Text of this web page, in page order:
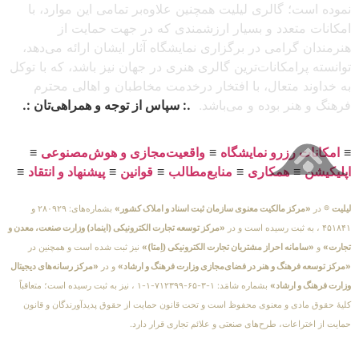
نموده است؛ گالری لیلیت همچنین علاوه‌بر تمامی این موارد، با
امکانات متعدد و بسیار ارزشمندی که در جهت حمایت از
هنرمندان گرامی در برگزاری نمایشگاه آثار ایشان ارائه می‌دهد،
توانسته پرامکانات‌ترین گالری هنری در جهان نیز باشد، که با توکل
به خداوند متعال، با افتخار درخدمت مخاطبان و اهالی محترم
فرهنگ و هنر بوده و می‌باشد. .: سپاس از توجه و همراهی‌تان :.
≡ امکانات رزرو نمایشگاه ≡ واقعیت‌مجازی و هوش‌مصنوعی ≡
اپلیکیشن≡همکاری ≡ منابع‌مطالب ≡ قوانین ≡ پیشنهاد و انتقاد ≡
لیلیت ® در «مرکز مالکیت معنوی سازمان ثبت اسناد و املاک کشور»
بشماره‌های: ۲۸۰۹۲۹ و
۴۵۱۸۴۱ ، به ثبت رسیده است و در
«مرکز توسعه تجارت الکترونیکی (اینماد) وزارت صنعت، معدن و
تجارت» و «سامانه احراز مشتریان تجارت الکترونیکی (اِمتا)» نیز ثبت شده است و همچنین در
«مرکز توسعه فرهنگ و هنر در فضای‌مجازی وزارت فرهنگ و ارشاد» و در «مرکز رسانه‌های دیجیتال
وزارت فرهنگ و ارشاد»
بشماره شامَد: ۱-۳-۶۵-۷۱۲۳۹۹-۱-۱ ، نیز به ثبت رسیده است؛ متعاقباً
کلیهٔ حقوق مادی و معنوی محفوظ است و تحت قانون حمایت از حقوق پدیدآورندگان و قانون
حمایت از اختراعات، طرح‌های صنعتی و علائم تجاری قرار دارد.